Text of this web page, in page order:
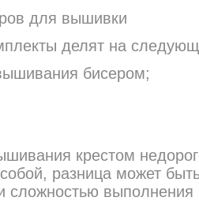
для вышивки
делят на
бисером;
крестом
разница может
сложностью выполнения